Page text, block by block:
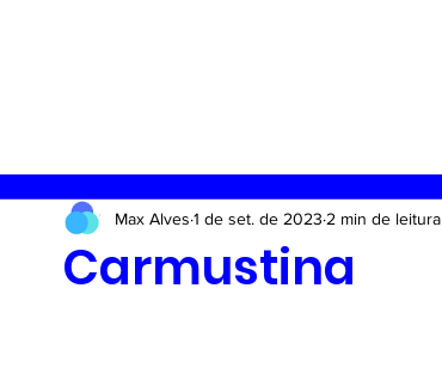
Casos clínicos Concursos
Carmustina
Max Alves 1 de set. de 2023 2 min de leitura